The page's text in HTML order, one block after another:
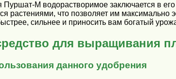
Пуршат-М водорастворимое заключается в
растениями, что позволяет им
сильнее и приносить вам богатый
для выращивания
данного удобрения